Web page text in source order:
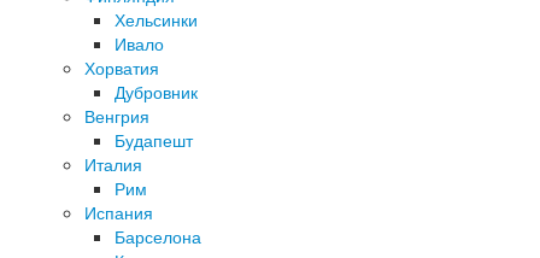
Хельсинки
Ивало
Хорватия
Дубровник
Венгрия
Будапешт
Италия
Рим
Испания
Барселона